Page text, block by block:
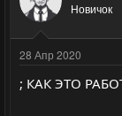
Новичок
28 Апр 2020
; КАК ЭТО